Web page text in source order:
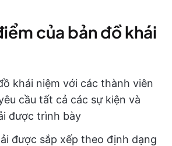
của bản đồ khái
khái niệm với các thành viên
cầu tất cả các sự kiện và
được trình bày
được sắp xếp theo định dạng